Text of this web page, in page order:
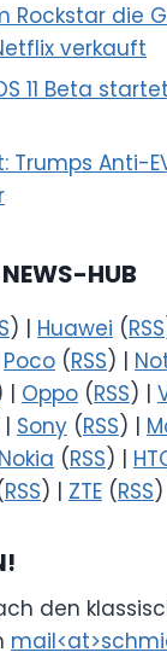
Rockstar die
verkauft
11 Beta
Trumps Anti-
NEWS-HUB
) | Huawei (RSS
Poco (RSS) |
| Oppo (RSS) |
Sony (RSS) |
Nokia (RSS) |
RSS) | ZTE (RSS)
den